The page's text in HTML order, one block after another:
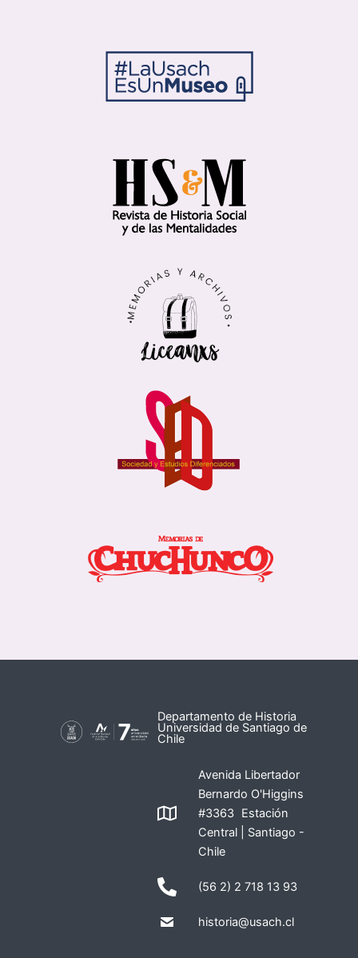
Departamento de Historia
Universidad de Santiago de
Chile
Avenida Libertador
Bernardo O'Higgins
#3363 Estación
Central | Santiago -
Chile
(56 2) 2 718 13 93
historia@usach.cl